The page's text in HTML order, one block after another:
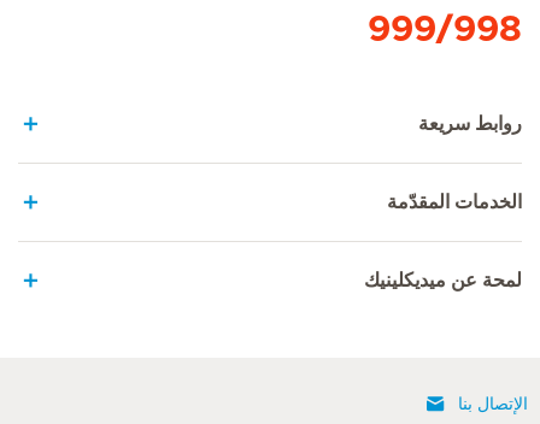
999/998
روابط سريعة
الخدمات المقدّمة
لمحة عن ميديكلينيك
الإتصال بنا